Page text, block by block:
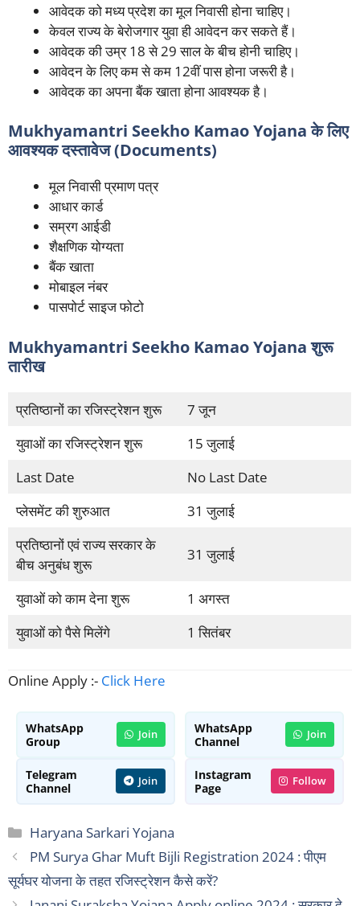
आवेदक को मध्य प्रदेश का मूल निवासी होना चाहिए।
केवल राज्य के बेरोजगार युवा ही आवेदन कर सकते हैं।
आवेदक की उम्र 18 से 29 साल के बीच होनी चाहिए।
आवेदन के लिए कम से कम 12वीं पास होना जरूरी है।
आवेदक का अपना बैंक खाता होना आवश्यक है।
Mukhyamantri Seekho Kamao Yojana के लिए
आवश्यक दस्तावेज (Documents)
मूल निवासी प्रमाण पत्र
आधार कार्ड
सम्रग आईडी
शैक्षणिक योग्यता
बैंक खाता
मोबाइल नंबर
पासपोर्ट साइज फोटो
Mukhyamantri Seekho Kamao Yojana शुरू
तारीख
प्रतिष्ठानों का रजिस्ट्रेशन शुरू
7 जून
युवाओं का रजिस्ट्रेशन शुरू
15 जुलाई
Last Date
No Last Date
प्लेसमेंट की शुरुआत
31 जुलाई
प्रतिष्ठानों एवं राज्य सरकार के
बीच अनुबंध शुरू
31 जुलाई
युवाओं को काम देना शुरू
1 अगस्त
युवाओं को पैसे मिलेंगे
1 सितंबर
Online Apply :- Click Here
WhatsApp
Group
Join
WhatsApp
Channel
Join
Telegram
Channel
Join
Instagram
Page
Follow
Categories
Haryana Sarkari Yojana
PM Surya Ghar Muft Bijli Registration 2024 : पीएम
सूर्यघर योजना के तहत रजिस्ट्रेशन कैसे करें?